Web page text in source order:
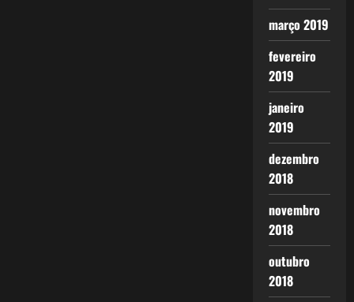
março 2019
fevereiro
2019
janeiro
2019
dezembro
2018
novembro
2018
outubro
2018